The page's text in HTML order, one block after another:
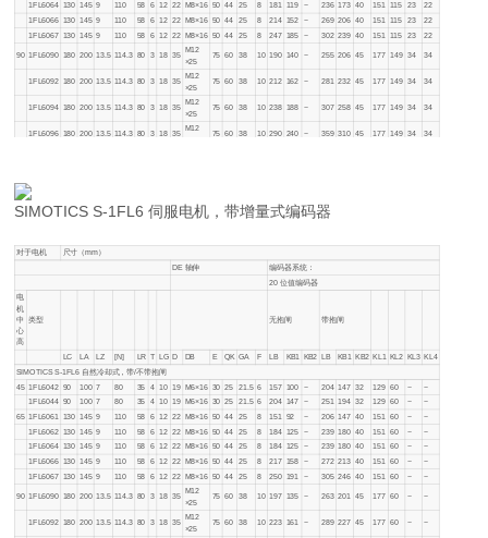
1FL6064 130 145 9 110 58 6 12 22 M8×16 50 44 25 8 181 119 − 236 173 40 151 115 23
22
1FL6066 130 145 9 110 58 6 12 22 M8×16 50 44 25 8 214 152 − 269 206 40 151 115 23
22
1FL6067 130 145 9 110 58 6 12 22 M8×16 50 44 25 8 247 185 − 302 239 40 151 115 23 22
90 1FL6090 180 200 13.5 114.3 80 3 18 35
M12
×25
75 60 38 10 190 140 − 255 206 45 177 149 34 34
1FL6092 180 200 13.5 114.3 80 3 18 35
M12
×25
75 60 38 10 212 162 − 281 232 45 177 149 34 34
1FL6094 180 200 13.5 114.3 80 3 18 35
M12
×25
75 60 38 10 238 188 − 307 258 45 177 149 34 34
1FL6096 180 200 13.5 114.3 80 3 18 35
M12
75 60 38 10 290 240 − 359 310 45 177 149 34 34
SIMOTICS S-1FL6 伺服电机，带增量式编码器
对于电机
尺寸（mm）
DE 轴伸
编码器系统：
20 位值编码器
电
机
中
心
高
类型 无抱闸 带抱闸
LC LA LZ [N] LR T LG D DB E QK GA F LB KB1 KB2 LB KB1 KB2 KL1 KL2 KL3 KL4
SIMOTICS S-1FL6 自然冷却式，带/不带抱闸
45 1FL6042 90 100 7 80 35 4 10 19 M6×16 30 25 21.5 6 157 100 − 204 147 32 129 60 − −
1FL6044 90 100 7 80 35 4 10 19 M6×16 30 25 21.5 6 204 147 − 251 194 32 129 60 − −
65 1FL6061 130 145 9 110 58 6 12 22 M8×16 50 44 25 8 151 92 − 206 147 40 151 60 −
−
1FL6062 130 145 9 110 58 6 12 22 M8×16 50 44 25 8 184 125 − 239 180 40 151 60 −
−
1FL6064 130 145 9 110 58 6 12 22 M8×16 50 44 25 8 184 125 − 239 180 40 151 60 −
−
1FL6066 130 145 9 110 58 6 12 22 M8×16 50 44 25 8 217 158 − 272 213 40 151 60 −
−
1FL6067 130 145 9 110 58 6 12 22 M8×16 50 44 25 8 250 191 − 305 246 40 151 60 − −
90 1FL6090 180 200 13.5 114.3 80 3 18 35
M12
×25
75 60 38 10 197 135 − 263 201 45 177 60 − −
1FL6092 180 200 13.5 114.3 80 3 18 35
M12
×25
75 60 38 10 223 161 − 289 227 45 177 60 − −